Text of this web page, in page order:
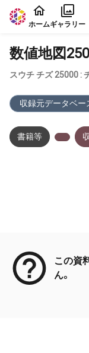
本文に飛ぶ
ホームギャラリー
数値地図
スウチ チズ 25000 :
収録元データベー
書籍等
この資
ん。